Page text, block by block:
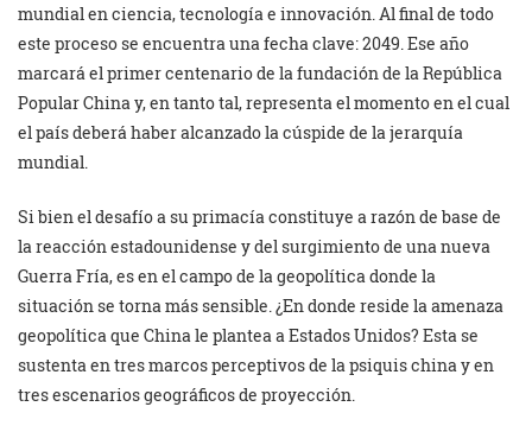
mundial en ciencia, tecnología e innovación. Al final de todo
este proceso se encuentra una fecha clave: 2049. Ese año
marcará el primer centenario de la fundación de la República
Popular China y, en tanto tal, representa el momento en el cual
el país deberá haber alcanzado la cúspide de la jerarquía
mundial.
Si bien el desafío a su primacía constituye a razón de base de
la reacción estadounidense y del surgimiento de una nueva
Guerra Fría, es en el campo de la geopolítica donde la
situación se torna más sensible. ¿En donde reside la amenaza
geopolítica que China le plantea a Estados Unidos? Esta se
sustenta en tres marcos perceptivos de la psiquis china y en
tres escenarios geográficos de proyección.